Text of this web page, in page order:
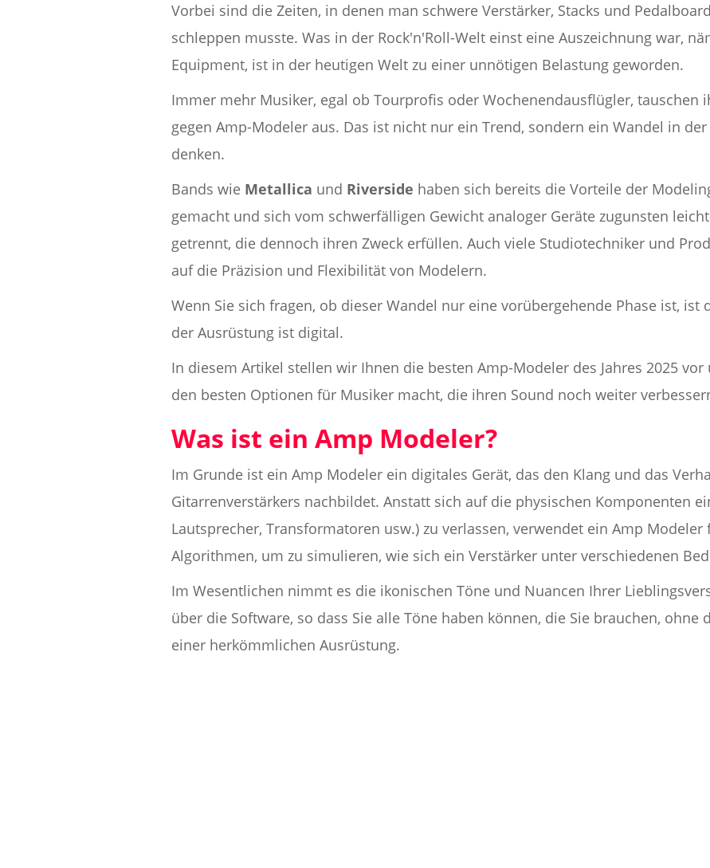
Vorbei sind die Zeiten, in denen man schwere Verstärker, Stacks und
schleppen musste. Was in der Rock'n'Roll-Welt einst eine Auszeichnung war,
Equipment, ist in der heutigen Welt zu einer unnötigen Belastung geworden.
Immer mehr Musiker, egal ob Tourprofis oder Wochenendausflügler, tauschen
gegen Amp-Modeler aus. Das ist nicht nur ein Trend, sondern ein Wandel in
denken.
Bands wie Metallica und Riverside haben sich bereits die Vorteile der
gemacht und sich vom schwerfälligen Gewicht analoger Geräte zugunsten
getrennt, die dennoch ihren Zweck erfüllen. Auch viele Studiotechniker und
auf die Präzision und Flexibilität von Modelern.
Wenn Sie sich fragen, ob dieser Wandel nur eine vorübergehende Phase ist, ist
der Ausrüstung ist digital.
In diesem Artikel stellen wir Ihnen die besten Amp-Modeler des Jahres 2025
den besten Optionen für Musiker macht, die ihren Sound noch weiter
Was ist ein Amp Modeler?
Im Grunde ist ein Amp Modeler ein digitales Gerät, das den Klang und das
Gitarrenverstärkers nachbildet. Anstatt sich auf die physischen Komponenten
Lautsprecher, Transformatoren usw.) zu verlassen, verwendet ein Amp
Algorithmen, um zu simulieren, wie sich ein Verstärker unter verschiedenen
Im Wesentlichen nimmt es die ikonischen Töne und Nuancen Ihrer
über die Software, so dass Sie alle Töne haben können, die Sie brauchen, ohne
einer herkömmlichen Ausrüstung.